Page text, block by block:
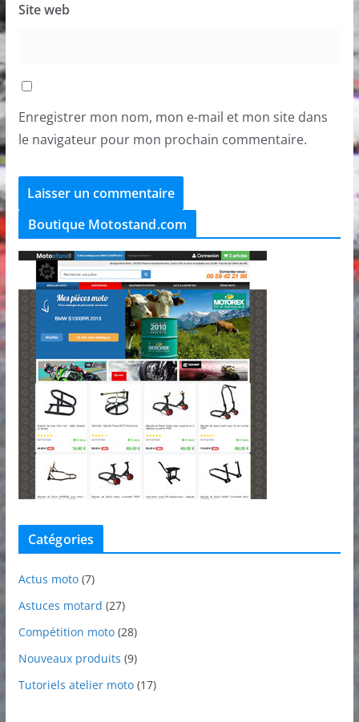
Site web
Enregistrer mon nom, mon e-mail et mon site dans
le navigateur pour mon prochain commentaire.
Boutique Motostand.com
Catégories
Actus moto(7)
Astuces motard (27)
Compétition moto(28)
Nouveaux produits (9)
Tutoriels atelier moto(17)